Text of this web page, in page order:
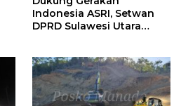
Indonesia ASRI, Setwan
DPRD Sulawesi Utara